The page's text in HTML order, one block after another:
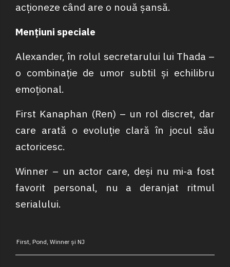
acționeze când are o nouă șansă.
Mențiuni speciale
Alexander, în rolul secretarului lui Thada –
o combinație de umor subtil și echilibru
emoțional.
First Kanaphan (Ren) – un rol discret, dar
care arată o evoluție clară în jocul său
actoricesc.
Winner – un actor care, deși nu mi-a fost
favorit personal, nu a deranjat ritmul
serialului.
First, Pond, Winner și NJ